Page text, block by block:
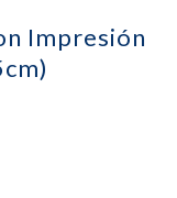
Impresión